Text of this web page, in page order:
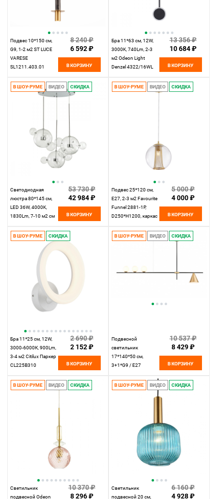
Подвес 10*150 см,
G9, 1-2 м2 ST LUCE
VARESE
SL1211.403.01
8 240 ₽
6 592 ₽
В КОРЗИНУ
Бра 11*63 см, 12W,
3000K, 740Lm, 2-3
м2 Odeon Light
Denzel 4322/16WL
13 356 ₽
10 684 ₽
В КОРЗИНУ
В ШОУ-РУМЕ ВИДЕО СКИДКА
Светодиодная
люстра 80*145 см,
LED 36W, 4000K,
1830Lm, 7-10 м2 см
4802/36LA Хром
53 730 ₽
42 984 ₽
В КОРЗИНУ
В ШОУ-РУМЕ ВИДЕО СКИДКА
Подвес 25*120 см,
Е27, 2-3 м2 Favourite
Funnel 2881-1P,
D250*H1200, каркас
плафон из
прозрачного стекла,
5 000 ₽
4 000 ₽
В КОРЗИНУ
В ШОУ-РУМЕ СКИДКА
Бра 11*25 см, 12W,
3000-6000К, 900Lm,
3-4 м2 Citilux Паркер
CL225B310
2 690 ₽
2 152 ₽
В КОРЗИНУ
В ШОУ-РУМЕ ВИДЕО СКИДКА
Подвесной
светильник
17*140*50 см,
3+1*G9 / E27
Luce Corda
VL5534P04
10 537 ₽
8 429 ₽
В КОРЗИНУ
В ШОУ-РУМЕ ВИДЕО СКИДКА
Светильник
подвесной Odeon
10 370 ₽
8 296 ₽
В ШОУ-РУМЕ ВИДЕО СКИДКА
Светильник
подвесной 20 см,
6 160 ₽
4 928 ₽